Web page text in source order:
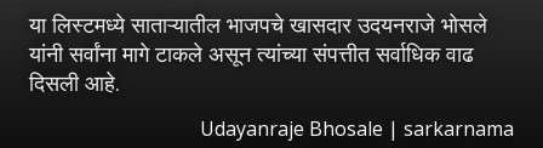
या लिस्टमध्ये साताऱ्यातील भाजपचे खासदार उदयनराजे भोसले
यांनी सर्वांना मागे टाकले असून त्यांच्या संपत्तीत सर्वाधिक वाढ
दिसली आहे.
Udayanraje Bhosale | sarkarnama